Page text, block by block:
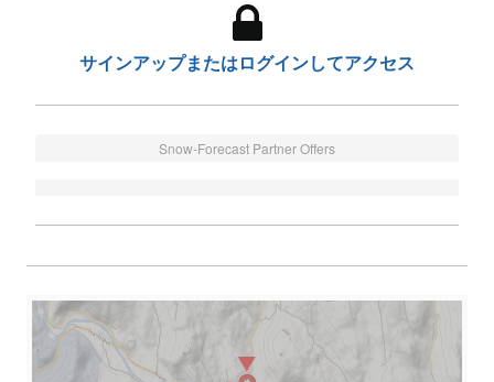
サインアップまたはログインしてアクセス
Snow-Forecast Partner Offers